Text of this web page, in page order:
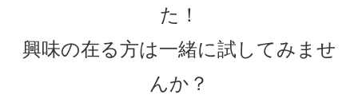
た！
興味の在る方は一緒に試してみませ
んか？